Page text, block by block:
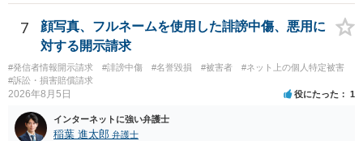
らご相談になることをお勧めいたします。
7
顔写真、フルネームを使用した誹謗中傷、悪用に
対する開示請求
#発信者情報開示請求 #誹謗中傷 #名誉毀損 #被害者
#ネット上の個人特定被害
#訴訟・損害賠償請求
2026年8月5日 役にたった 1
インターネットに強い弁護士
稲葉 進太郎 弁護士